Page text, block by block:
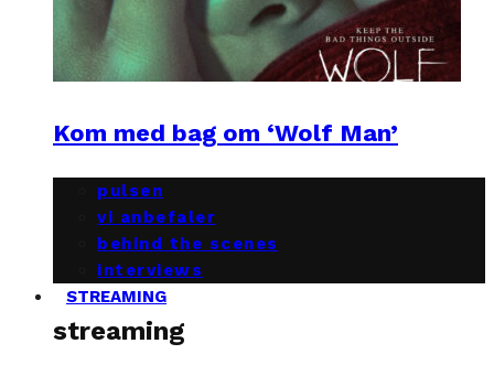
Kom med bag om ‘Wolf Man’
pulsen
vi anbefaler
behind the scenes
interviews
STREAMING
streaming